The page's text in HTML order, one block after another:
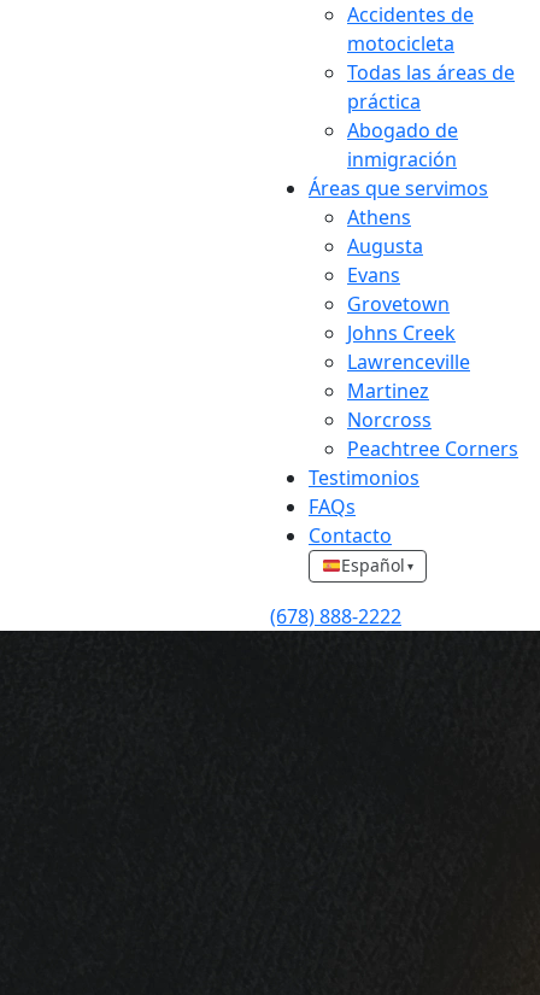
Accidentes de
motocicleta
Todas las áreas de
práctica
Abogado de
inmigración
Áreas que servimos
Athens
Augusta
Evans
Grovetown
Johns Creek
Lawrenceville
Martinez
Norcross
Peachtree Corners
Testimonios
FAQs
Contacto
Español ▾
(678) 888-2222